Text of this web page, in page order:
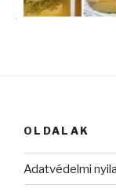
OLDALAK
Adatvédelmi